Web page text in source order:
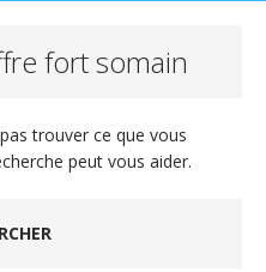
fort somain
trouver ce que vous
peut vous aider.